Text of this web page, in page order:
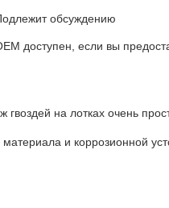
обсуждению
доступен, если вы
гвоздей на лотках очень
и коррозионной